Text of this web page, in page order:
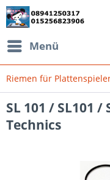
Menü
Riemen für
SL 101 / SL101 /
Technics